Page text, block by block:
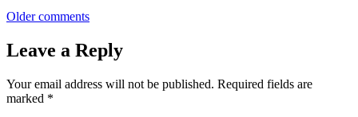
Older comments
Leave a Reply
Your email address will not be published. Required fields are
marked *